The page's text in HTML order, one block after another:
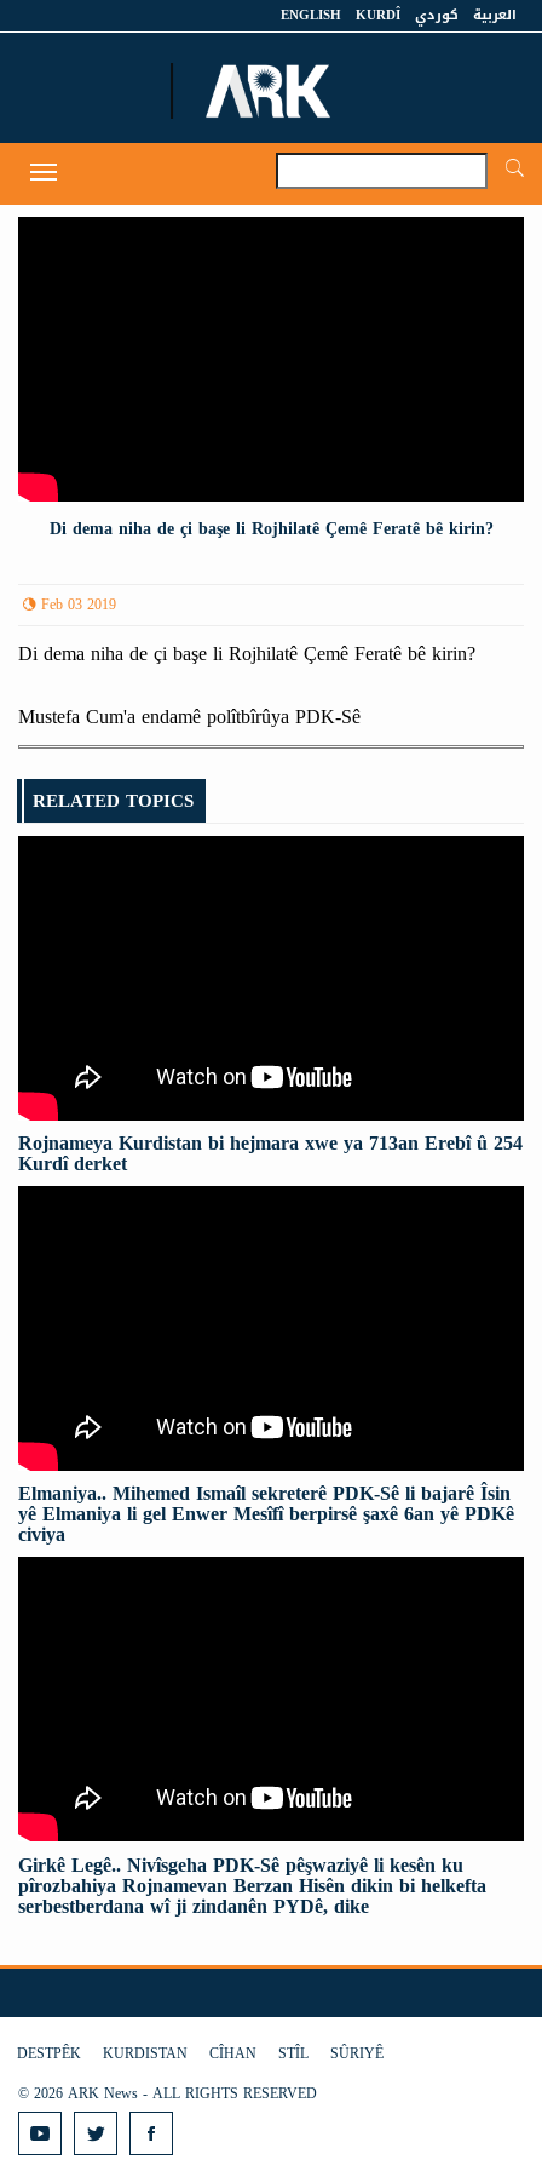
العربية كوردي KURDÎ
ENGLISH
Toggle
navigation
Di dema niha de çi başe li Rojhilatê Çemê Feratê bê kirin?
Feb 03 2019
Di dema niha de çi başe li Rojhilatê Çemê Feratê bê kirin?
Mustefa Cum'a endamê polîtbîrûya PDK-Sê
RELATED TOPICS
Rojnameya Kurdistan bi hejmara xwe ya 713an Erebî û 254
Kurdî derket
Elmaniya.. Mihemed Ismaîl sekreterê PDK-Sê li bajarê Îsin
yê Elmaniya li gel Enwer Mesîfî berpirsê şaxê 6an yê PDKê
civiya
Girkê Legê.. Nivîsgeha PDK-Sê pêşwaziyê li kesên ku
pîrozbahiya Rojnamevan Berzan Hisên dikin bi helkefta
serbestberdana wî ji zindanên PYDê, dike
DESTPÊK KURDISTAN CÎHAN STÎL
SÛRIYÊ
© 2026 ARK News - ALL RIGHTS RESERVED